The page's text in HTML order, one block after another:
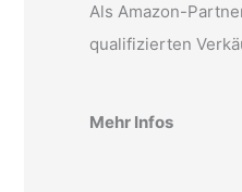
Als Amazon-
qualifizierten
Mehr Infos